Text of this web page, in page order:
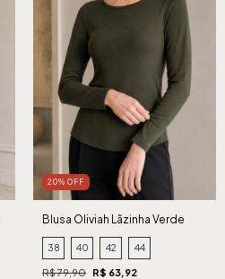
20% OFF
Blusa Oliviah Lãzinha Verde
38 40 42 44
R$ 79,90 R$ 63,92